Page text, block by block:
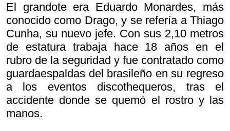
El grandote era Eduardo Monardes, más
conocido como Drago, y se refería a Thiago
Cunha, su nuevo jefe. Con sus 2,10 metros
de estatura trabaja hace 18 años en el
rubro de la seguridad y fue contratado como
guardaespaldas del brasileño en su regreso
a los eventos discothequeros, tras el
accidente donde se quemó el rostro y las
manos.